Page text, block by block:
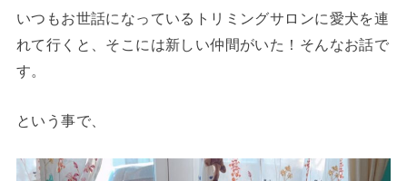
いつもお世話になっているトリミングサロンに愛犬を連
れて行くと、そこには新しい仲間がいた！そんなお話で
す。
という事で、